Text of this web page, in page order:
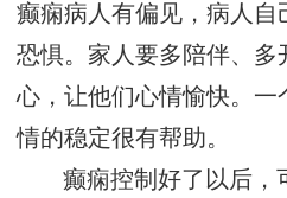
癫痫病人有偏见，病人自
恐惧。家人要多陪伴、多
心，让他们心情愉快。一
情的稳定很有帮助。
癫痫控制好了以后，